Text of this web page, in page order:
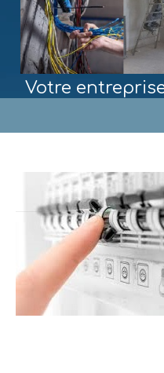
Votre